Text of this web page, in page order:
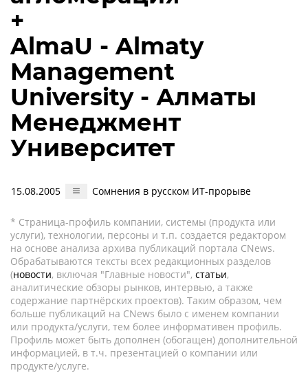
+
AlmaU - Almaty
Management
University - Алматы
Менеджмент
Университет
15.08.2005 Сомнения в русском ИТ-прорыве
* Страница-профиль компании, системы (продукта или
услуги), технологии, персоны и т.п. создается редактором
на основе анализа архива публикаций портала CNews.
Обрабатываются тексты всех редакционных разделов
(новости, включая "Главные новости", статьи,
аналитические обзоры рынков, интервью, а также
содержание партнёрских проектов). Таким образом, чем
больше публикаций на CNews было с именем компании
или продукта/услуги, тем более информативен профиль.
Профиль может быть дополнен (обогащен) дополнительной
информацией, в т.ч. презентацией о компании или
продукте/услуге.